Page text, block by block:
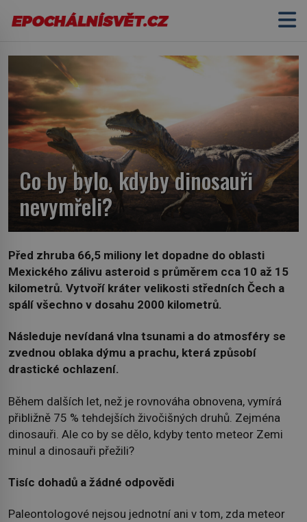
Co by bylo, kdyby dinosauři
nevymřeli?
Před zhruba 66,5 miliony let dopadne do oblasti
Mexického zálivu asteroid s průměrem cca 10 až 15
kilometrů. Vytvoří kráter velikosti středních Čech a
spálí všechno v dosahu 2000 kilometrů.
Následuje nevídaná vlna tsunami a do atmosféry se
zvednou oblaka dýmu a prachu, která způsobí
drastické ochlazení.
Během dalších let, než je rovnováha obnovena, vymírá
přibližně 75 % tehdejších živočišných druhů. Zejména
dinosauři. Ale co by se dělo, kdyby tento meteor Zemi
minul a dinosauři přežili?
Tisíc dohadů a žádné odpovědi
Paleontologové nejsou jednotní ani v tom, zda meteor